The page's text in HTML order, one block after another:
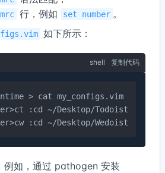
行，例如 set number 。
如下所示：
shell 复制代码
> cat my_configs.vim
:cd ~/Desktop/Todoist/
:cd ~/Desktop/Wedoist/
例如，通过 pathogen 安装